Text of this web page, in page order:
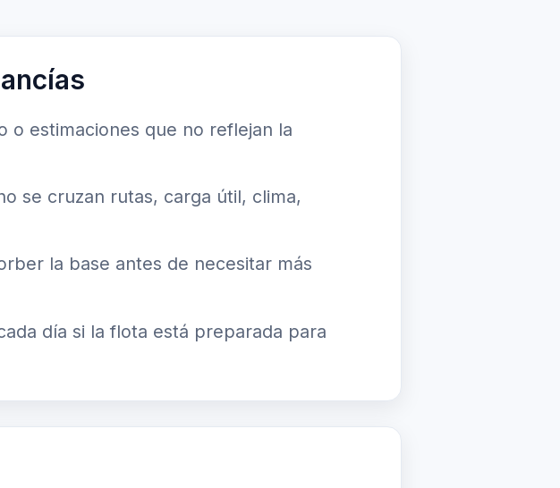
o estimaciones que no reflejan la
se cruzan rutas, carga útil, clima,
la base antes de necesitar más
día si la flota está preparada para